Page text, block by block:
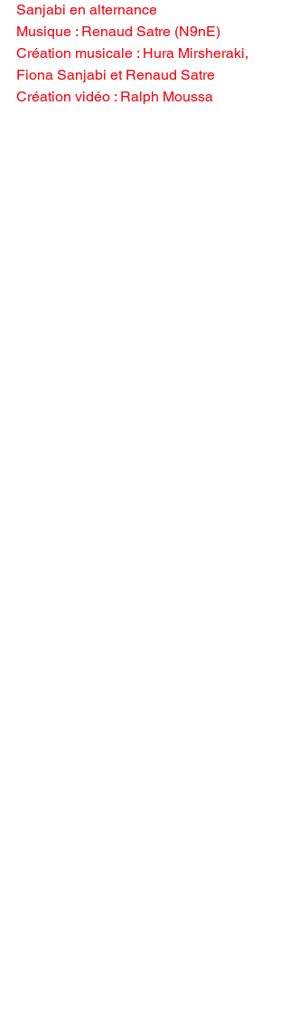
Sanjabi en alternance
Musique : Renaud Satre (N9nE)
Création musicale : Hura Mirsheraki,
Fiona Sanjabi et Renaud Satre
Création vidéo : Ralph Moussa